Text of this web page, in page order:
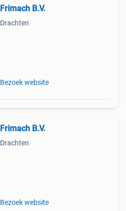
Frimach B.V.
Drachten
Bezoek website
Frimach B.V.
Drachten
Bezoek website